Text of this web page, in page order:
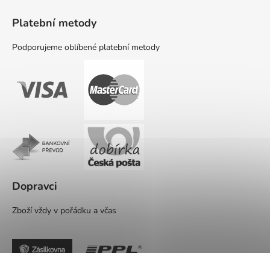
Platební metody
Podporujeme oblíbené platební metody
Dopravci
Zboží vždy v pořádku a včas